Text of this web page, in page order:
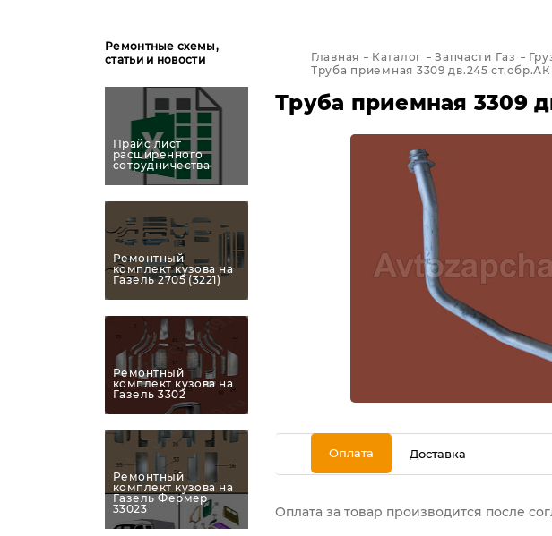
Ремонтные схемы,
статьи и новости
Прайс лист
расширенного
сотрудничества
Ремонтный
комплект кузова на
Газель 2705 (3221)
Ремонтный
комплект кузова на
Газель 3302
Ремонтный
комплект кузова на
Газель Фермер
33023
Главная Каталог Запчасти Газ
Труба приемная 3309 дв.245 ст.обр.АК
Труба приемная 3309
Оплата Доставка
Оплата за товар производится после